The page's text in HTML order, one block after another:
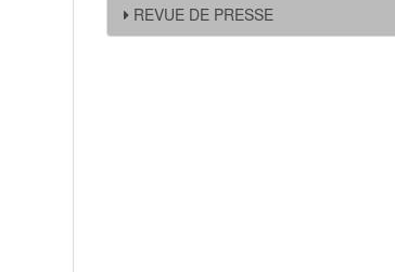
REVUE DE PRESSE